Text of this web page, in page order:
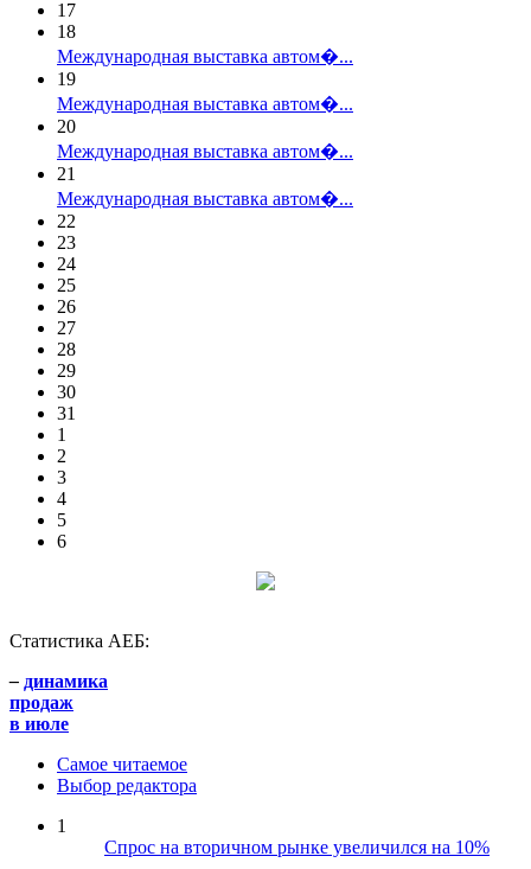
17
18
Международная выставка автом�...
19
Международная выставка автом�...
20
Международная выставка автом�...
21
Международная выставка автом�...
22
23
24
25
26
27
28
29
30
31
1
2
3
4
5
6
Статистика АЕБ:
– динамика
продаж
в июле
Самое читаемое
Выбор редактора
1
Спрос на вторичном рынке увеличился на 10%